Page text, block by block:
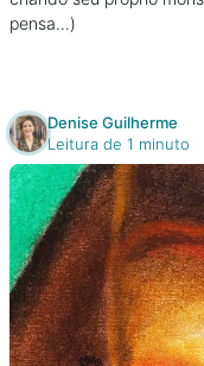
pensa…)
Denise Guilherme
Leitura de 1 minuto